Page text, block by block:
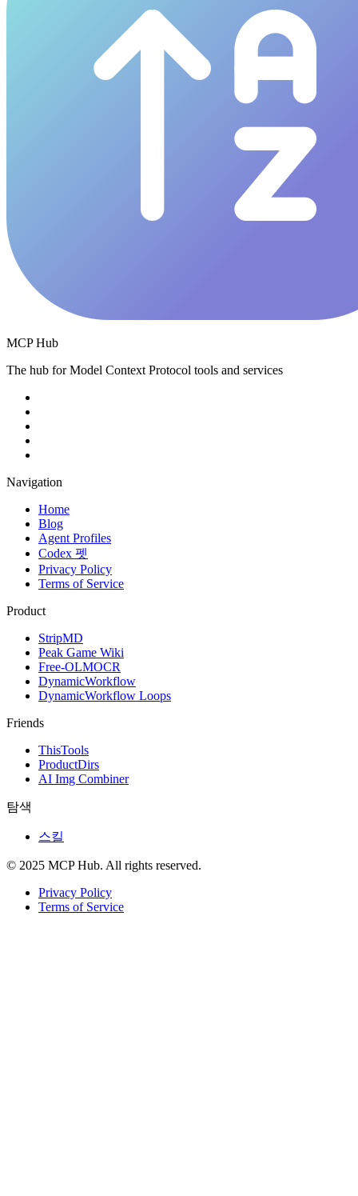
MCP Hub
The hub for Model Context Protocol tools and services
Navigation
Home
Blog
Agent Profiles
Codex 펫
Privacy Policy
Terms of Service
Product
StripMD
Peak Game Wiki
Free-OLMOCR
DynamicWorkflow
DynamicWorkflow Loops
Friends
ThisTools
ProductDirs
AI Img Combiner
탐색
스킬
© 2025 MCP Hub. All rights reserved.
Privacy Policy
Terms of Service